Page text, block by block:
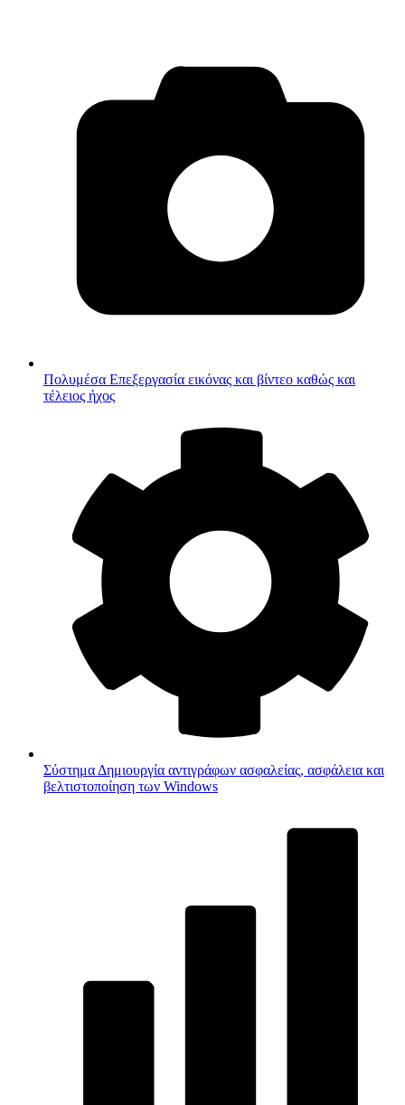
Πολυμέσα Επεξεργασία εικόνας και βίντεο καθώς και
τέλειος ήχος
Σύστημα Δημιουργία αντιγράφων ασφαλείας, ασφάλεια και
βελτιστοποίηση των Windows